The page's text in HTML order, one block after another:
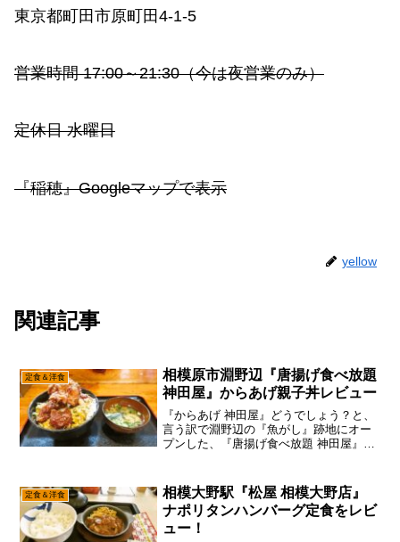
東京都町田市原町田4-1-5
営業時間 17:00～21:30（今は夜営業のみ）
定休日 水曜日
『稲穂』Googleマップで表示
yellow
関連記事
定食＆洋食
相模原市淵野辺『唐揚げ食べ放題
神田屋』からあげ親子丼レビュー
『からあげ 神田屋』どうでしょう？と、
言う訳で淵野辺の『魚がし』跡地にオー
プンした、『唐揚げ食べ放題 神田屋』で
こちょこお客さんも入っている感じです
んで、それなり軌道に...
定食＆洋食
相模大野駅『松屋 相模大野店』
ナポリタンハンバーグ定食をレビ
ュー！